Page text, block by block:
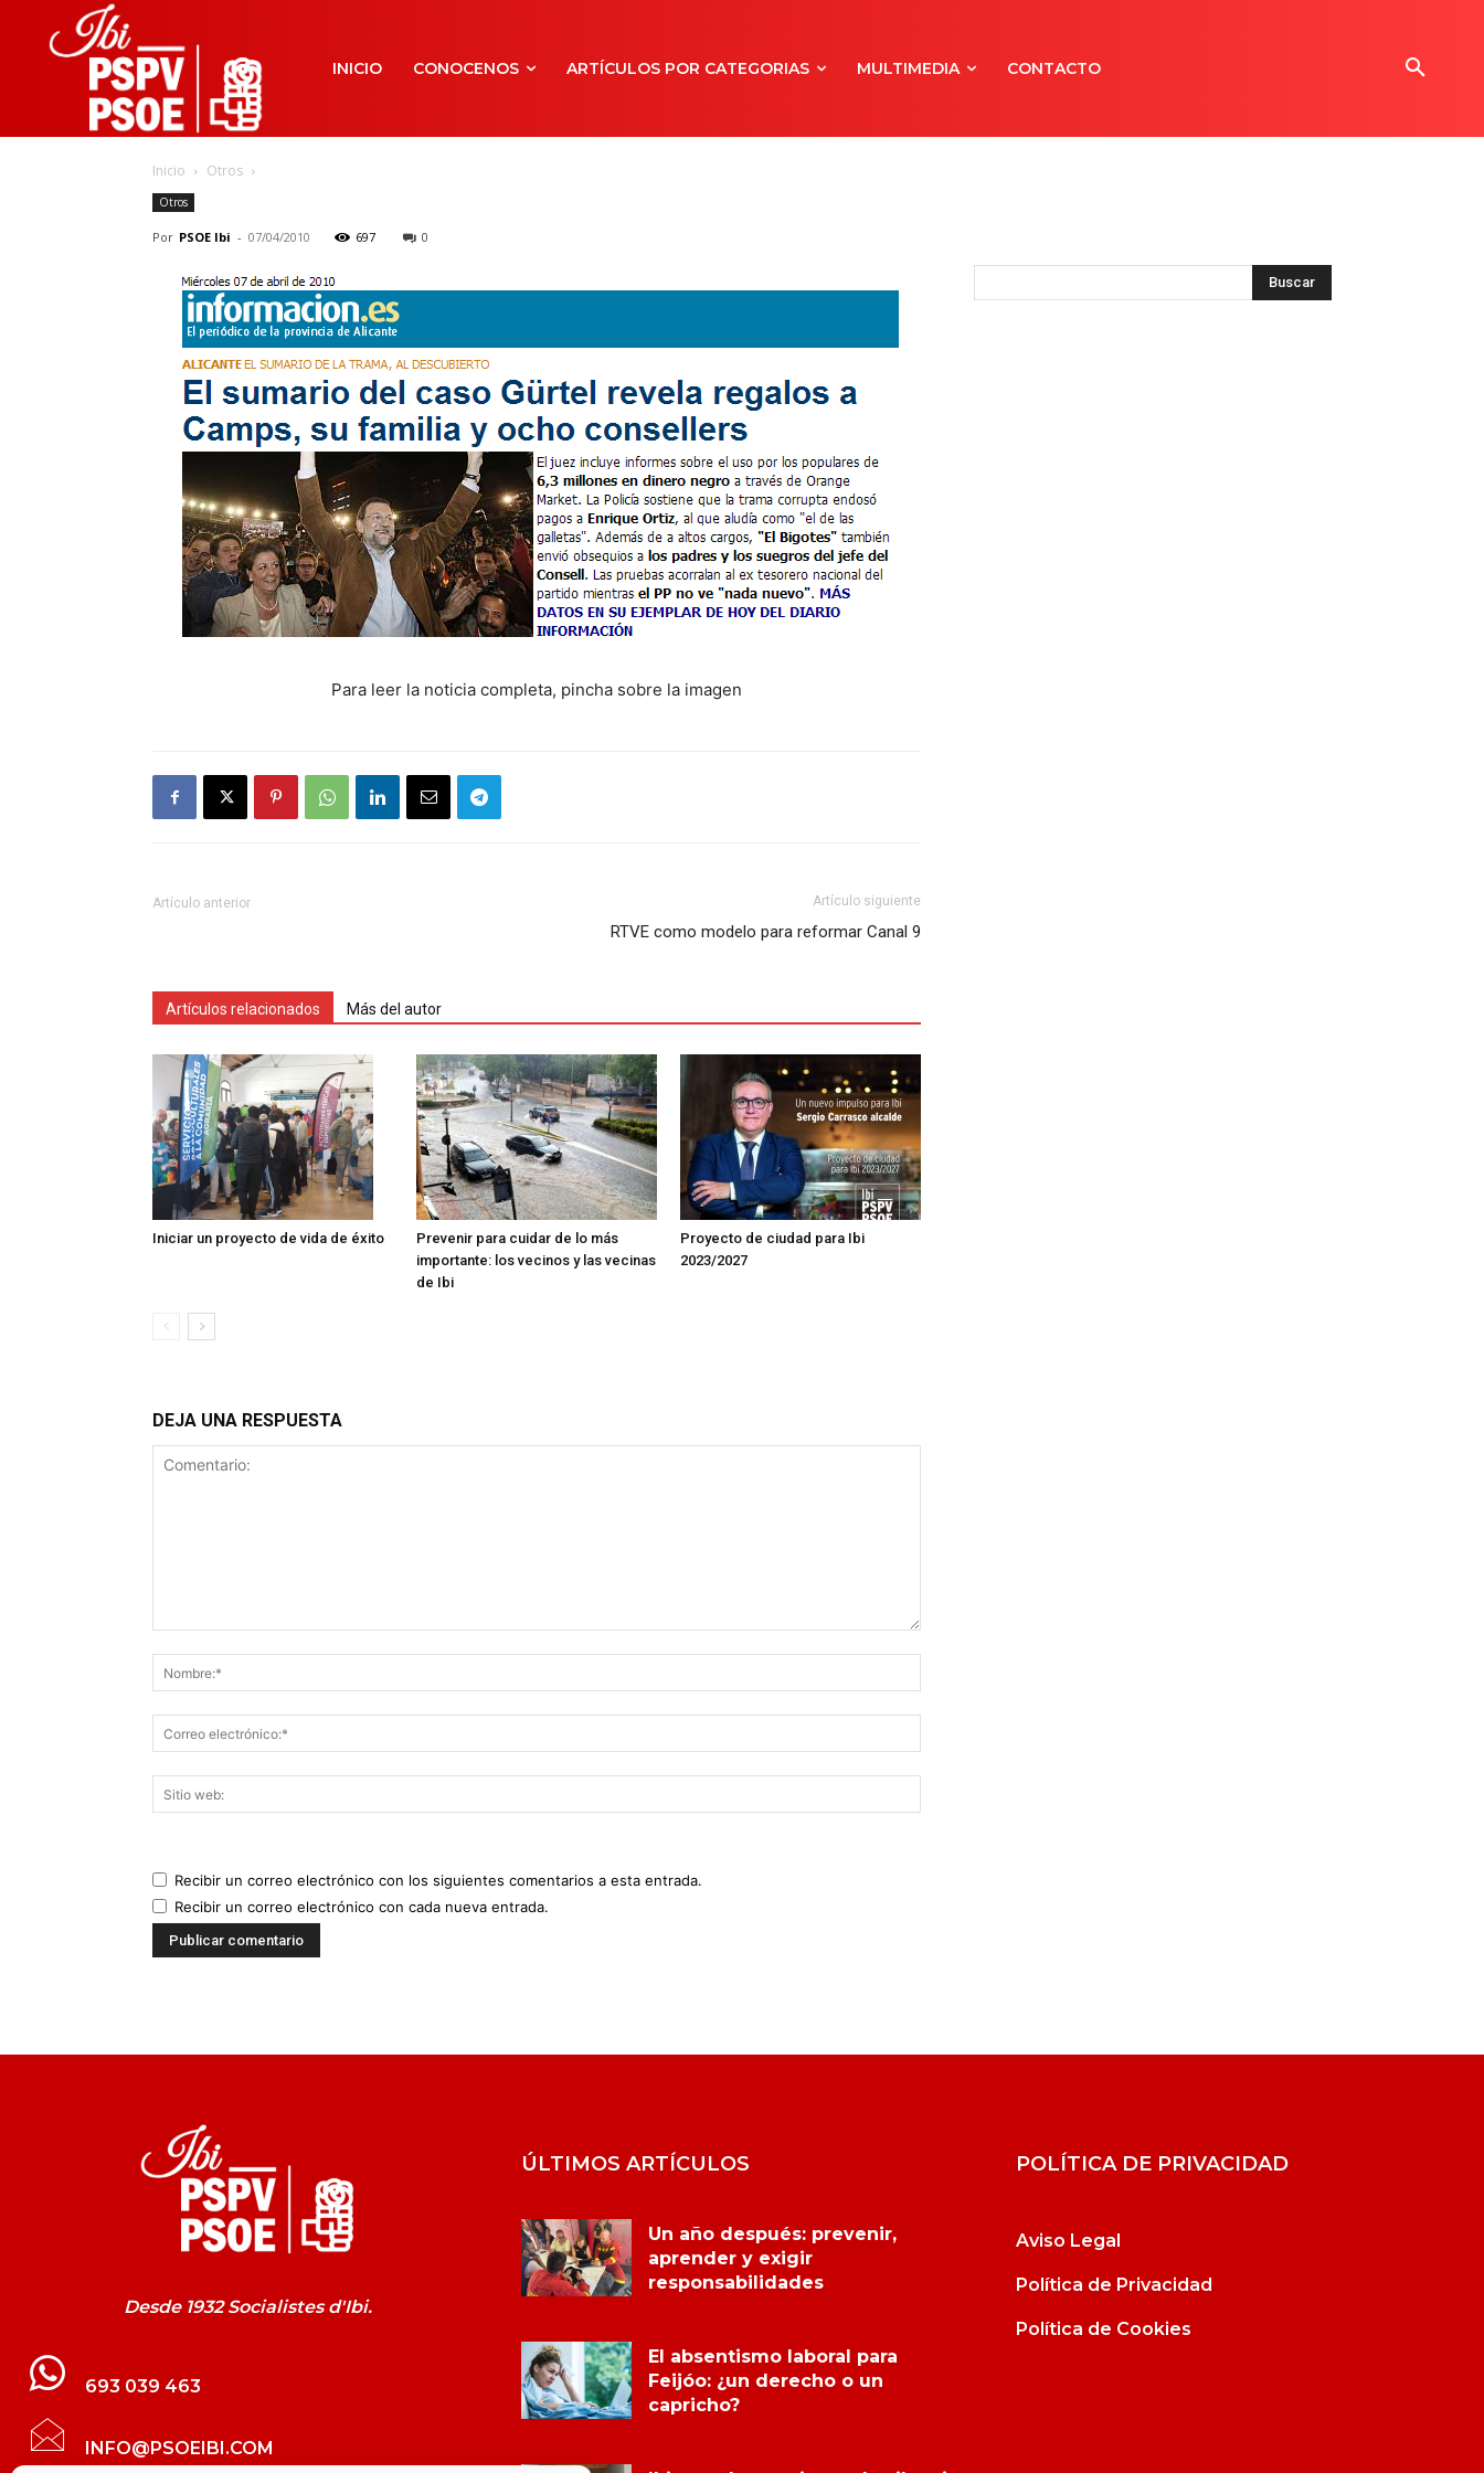
INICIO CONOCENOS ARTÍCULOS POR CATEGORIAS MULTIMEDIA CONTACTO
Inicio Otros
Otros
Por PSOE Ibi - 07/04/2010 697 0
Para leer la noticia completa, pincha sobre la imagen
Artículo anterior Artículo siguiente
RTVE como modelo para reformar Canal 9
Artículos relacionados Más del autor
Iniciar un proyecto de vida de éxito
Prevenir para cuidar de lo más
importante: los vecinos y las vecinas
de Ibi
Proyecto de ciudad para Ibi
2023/2027
DEJA UNA RESPUESTA
Recibir un correo electrónico con los siguientes comentarios a esta entrada.
Recibir un correo electrónico con cada nueva entrada.
Desde 1932 Socialistes d'Ibi.
693 039 463
INFO@PSOEIBI.COM
ÚLTIMOS ARTÍCULOS
Un año después: prevenir,
aprender y exigir
responsabilidades
El absentismo laboral para
Feijóo: ¿un derecho o un
capricho?
POLÍTICA DE PRIVACIDAD
Aviso Legal
Política de Privacidad
Política de Cookies